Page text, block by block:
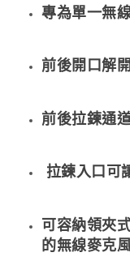
專為單一無
前後開口解
前後拉鍊通
拉鍊入口可
可容納領夾
的無線麥克